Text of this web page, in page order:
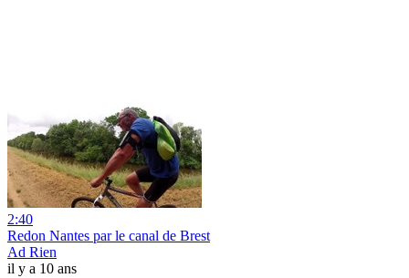
2:40
Redon Nantes par le canal de Brest
Ad Rien
il y a 10 ans